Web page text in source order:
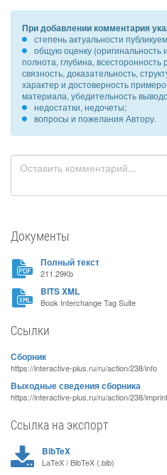
При добавлении комментария
степень актуальности
общую оценку (оригинальность
полнота, глубина, всесторонность
связность, доказательность,
характер и достоверность
материала, убедительность
недостатки, недочеты;
вопросы и пожелания Автору.
Документы
Полный текст
211.29Kb
BITS XML
Book Interchange Tag Suite
Ссылки
Сборник
https://interactive-plus.ru/ru/action/238/info
Выходные сведения сборника
https://interactive-plus.ru/ru/action/238/imprint
Ссылка на экспорт
BibTeX
LaTeX / BibTeX (.bib)